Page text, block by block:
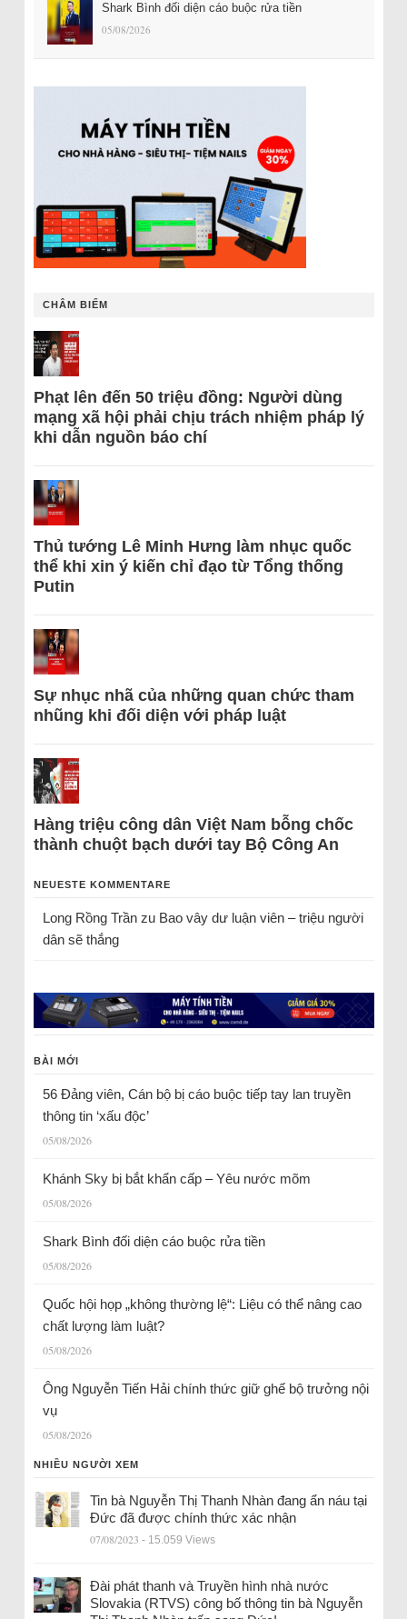
Shark Bình đối diện cáo buộc rửa tiền
05/08/2026
CHÂM BIẾM
Phạt lên đến 50 triệu đồng: Người dùng
mạng xã hội phải chịu trách nhiệm pháp lý
khi dẫn nguồn báo chí
Thủ tướng Lê Minh Hưng làm nhục quốc
thể khi xin ý kiến chỉ đạo từ Tổng thống
Putin
Sự nhục nhã của những quan chức tham
nhũng khi đối diện với pháp luật
Hàng triệu công dân Việt Nam bỗng chốc
thành chuột bạch dưới tay Bộ Công An
NEUESTE KOMMENTARE
Long Rồng Trầnzu Bao vây dư luận viên – triệu người
dân sẽ thắng
BÀI MỚI
56 Đảng viên, Cán bộ bị cáo buộc tiếp tay lan truyền
thông tin ‘xấu độc’
05/08/2026
Khánh Sky bị bắt khẩn cấp – Yêu nước mõm
05/08/2026
Shark Bình đối diện cáo buộc rửa tiền
05/08/2026
Quốc hội họp „không thường lệ“: Liệu có thể nâng cao
chất lượng làm luật?
05/08/2026
Ông Nguyễn Tiến Hải chính thức giữ ghế bộ trưởng nội
vụ
05/08/2026
NHIỀU NGƯỜI XEM
Tin bà Nguyễn Thị Thanh Nhàn đang ẩn náu tại
Đức đã được chính thức xác nhận
07/08/2023 - 15.059 Views
Đài phát thanh và Truyền hình nhà nước
Slovakia (RTVS) công bố thông tin bà Nguyễn